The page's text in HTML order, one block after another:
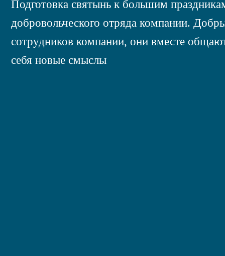
Подготовка святынь к большим
добровольческого отряда компании.
сотрудников компании, они вместе
себя новые смыслы